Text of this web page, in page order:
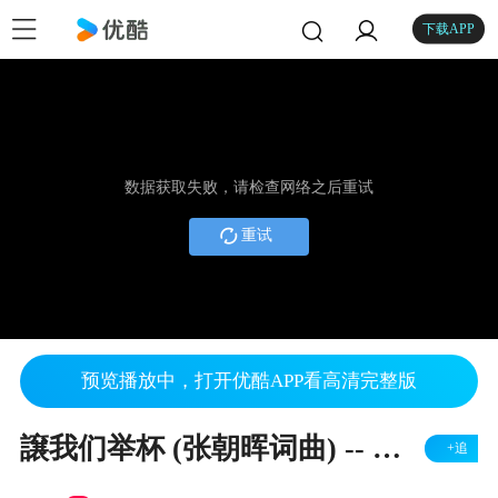
下载APP
数据获取失败，请检查网络之后重试
重试
预览播放中，打开优酷APP看高清完整版
譲我们举杯 (张朝晖词曲) -- 香港重唱艺术团、广西艺术学院合唱团 +追